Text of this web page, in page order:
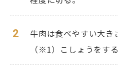
2
牛肉は食べやすい大き
（※1）こしょうをする